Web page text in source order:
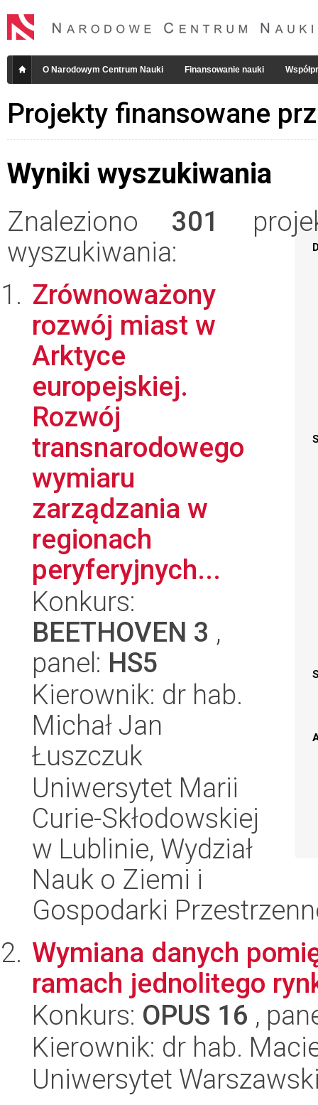
O Narodowym Centrum Nauki Finansowanie nauki
Projekty finansowane
Wyniki wyszukiwania
Znaleziono 301
wyszukiwania:
Zrównoważony
rozwój miast w
Arktyce
europejskiej.
Rozwój
transnarodowego
wymiaru
zarządzania w
regionach
peryferyjnych...
Konkurs:
BEETHOVEN 3 ,
panel: HS5
Kierownik: dr hab.
Michał Jan
Łuszczuk
Uniwersytet Marii
Curie-Skłodowskiej
w Lublinie, Wydział
Nauk o Ziemi i
Gospodarki
Wymiana danych
ramach jednolitego
Konkurs: OPUS 16 ,
Kierownik: dr hab.
Uniwersytet